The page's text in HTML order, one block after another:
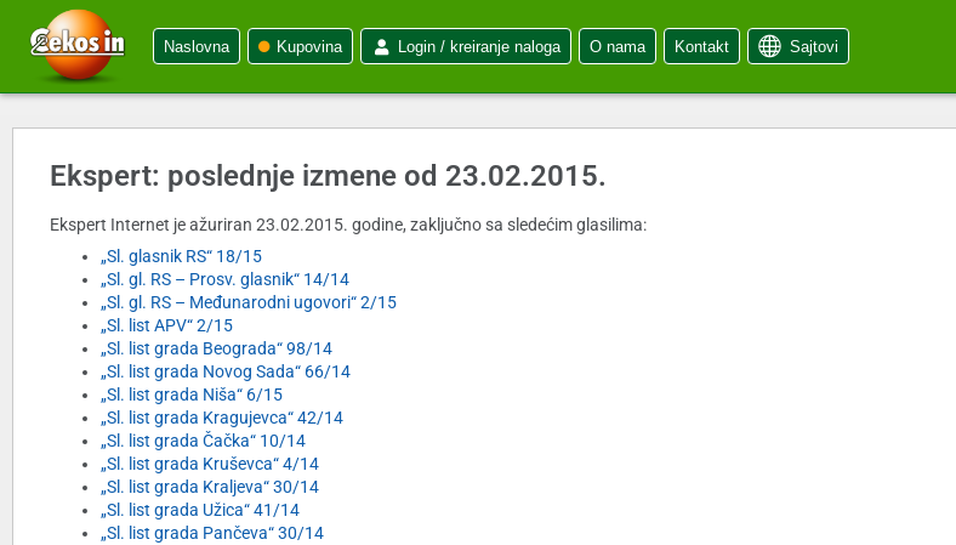
Naslovna Kupovina Login / kreiranje naloga O nama Kontakt Sajtovi
Ekspert: poslednje izmene od 23.02.2015.
Ekspert Internet je ažuriran 23.02.2015. godine, zaključno sa sledećim glasilima:
„Sl. glasnik RS“ 18/15
„Sl. gl. RS – Prosv. glasnik“ 14/14
„Sl. gl. RS – Međunarodni ugovori“ 2/15
„Sl. list APV“ 2/15
„Sl. list grada Beograda“ 98/14
„Sl. list grada Novog Sada“ 66/14
„Sl. list grada Niša“ 6/15
„Sl. list grada Kragujevca“ 42/14
„Sl. list grada Čačka“ 10/14
„Sl. list grada Kruševca“ 4/14
„Sl. list grada Kraljeva“ 30/14
„Sl. list grada Užica“ 41/14
„Sl. list grada Pančeva“ 30/14